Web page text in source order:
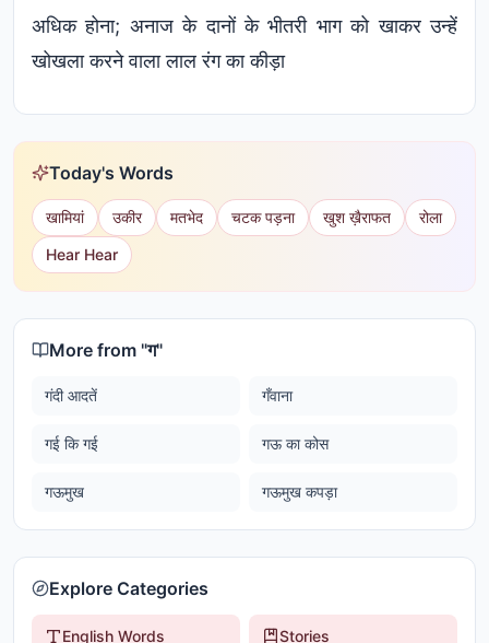
अधिक होना; अनाज के दानों के भीतरी भाग को खाकर उन्हें
खोखला करने वाला लाल रंग का कीड़ा
Today's Words
खामियां उकीर मतभेद चटक पड़ना खुश ख़ैराफत
रोला
Hear Hear
More from "ग"
गंदी आदतें गँवाना
गई कि गई गऊ का कोस
गऊमुख गऊमुख कपड़ा
Explore Categories
English Words Stories